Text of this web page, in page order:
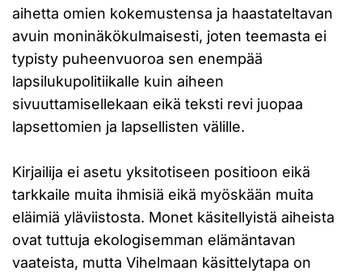
aihetta omien kokemustensa ja haastateltavan
avuin moninäkökulmaisesti, joten teemasta ei
typisty puheenvuoroa sen enempää
lapsilukupolitiikalle kuin aiheen
sivuuttamisellekaan eikä teksti revi juopaa
lapsettomien ja lapsellisten välille.
Kirjailija ei asetu yksitotiseen positioon eikä
tarkkaile muita ihmisiä eikä myöskään muita
eläimiä yläviistosta. Monet käsitellyistä aiheista
ovat tuttuja ekologisemman elämäntavan
vaateista, mutta Vihelmaan käsittelytapa on